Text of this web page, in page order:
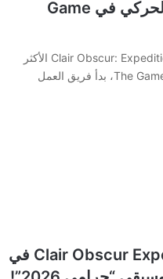
يطالب بفئة الأداء الحركي في Game
بعد أن أصبحت لعبة Clair Obscur: Expedition 33 الأكثر
ترشحًا في حفل The Game Awards، بدأ فريق العمل
تجاهل Clair Obscur Expedition 33 في